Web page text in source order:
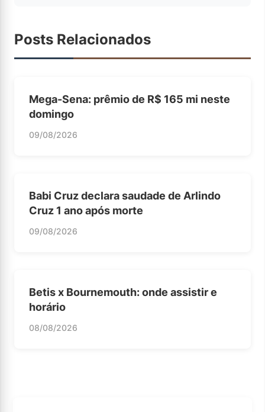
Posts Relacionados
Mega-Sena: prêmio de R$ 165 mi neste
domingo
09/08/2026
Babi Cruz declara saudade de Arlindo
Cruz 1 ano após morte
09/08/2026
Betis x Bournemouth: onde assistir e
horário
08/08/2026